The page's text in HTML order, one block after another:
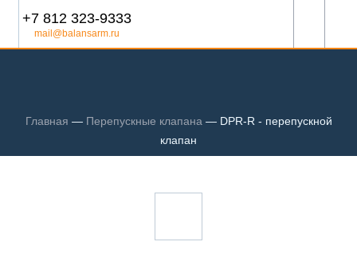
+7 812 323-9333
mail@balansarm.ru
Главная — Перепускные клапана — DPR-R - перепускной
клапан